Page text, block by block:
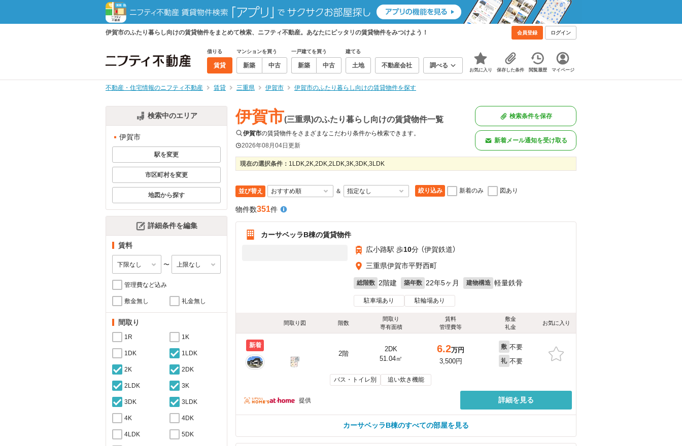
伊賀市のふたり暮らし向けの賃貸物件をまとめて検索、ニフティ不動産。あなたにピッタリの賃貸物件をみつけよう！ 会員登録 ログイン
借りる
賃貸
マンションを買う
新築 中古
一戸建てを買う
新築 中古
建てる
土地 不動産会社 調べる
お気に入り 保存した条件 閲覧履歴 マイページ
不動産・住宅情報のニフティ不動産 賃貸 三重県 伊賀市 伊賀市のふたり暮らし向けの賃貸物件を探す
検索中のエリア
伊賀市
駅を変更
市区町村を変更
地図から探す
詳細条件を編集
賃料
〜
管理費など込み
敷金無し 礼金無し
間取り
1R 1K
1DK 1LDK
2K 2DK
2LDK 3K
3DK 3LDK
4K 4DK
4LDK 5DK
伊賀市(三重県)のふたり暮らし向けの賃貸物件一覧
伊賀市の賃貸物件をさまざまなこだわり条件から検索できます。
2026年08月04日更新
検索条件を保存
新着メール通知を受け取る
現在の選択条件： 1LDK,2K,2DK,2LDK,3K,3DK,3LDK
並び替え ＆ 絞り込み 新着のみ 図あり
物件数351件
カーサベッラB棟の賃貸物件
広小路駅 歩10分 （伊賀鉄道）
三重県伊賀市平野西町
総階数 2階建 築年数 22年5ヶ月 建物構造 軽量鉄骨
駐車場あり 駐輪場あり
間取り図 階数
間取り
専有面積
賃料
管理費等
敷金
礼金
お気に入り
新着
2階
2DK
51.04㎡
6.2万円
3,500円
敷 不要
礼 不要
バス・トイレ別 追い炊き機能
提供 詳細を見る
カーサベッラB棟のすべての部屋を見る